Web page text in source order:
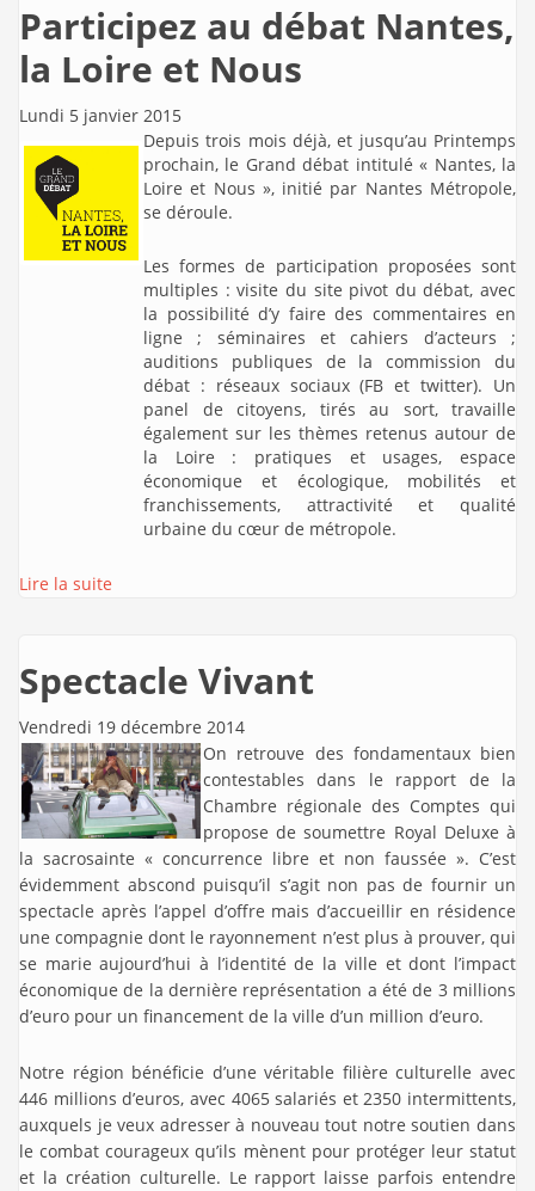
Participez au débat Nantes,
la Loire et Nous
Lundi 5 janvier 2015
Depuis trois mois déjà, et jusqu’au Printemps
prochain, le Grand débat intitulé « Nantes, la
Loire et Nous », initié par Nantes Métropole,
se déroule.
Les formes de participation proposées sont
multiples : visite du site pivot du débat, avec
la possibilité d’y faire des commentaires en
ligne ; séminaires et cahiers d’acteurs ;
auditions publiques de la commission du
débat : réseaux sociaux (FB et twitter). Un
panel de citoyens, tirés au sort, travaille
également sur les thèmes retenus autour de
la Loire : pratiques et usages, espace
économique et écologique, mobilités et
franchissements, attractivité et qualité
urbaine du cœur de métropole.
Lire la suite
Spectacle Vivant
Vendredi 19 décembre 2014
On retrouve des fondamentaux bien
contestables dans le rapport de la
Chambre régionale des Comptes qui
propose de soumettre Royal Deluxe à
la sacrosainte « concurrence libre et non faussée ». C’est
évidemment abscond puisqu’il s’agit non pas de fournir un
spectacle après l’appel d’offre mais d’accueillir en résidence
une compagnie dont le rayonnement n’est plus à prouver, qui
se marie aujourd’hui à l’identité de la ville et dont l’impact
économique de la dernière représentation a été de 3 millions
d’euro pour un financement de la ville d’un million d’euro.
Notre région bénéficie d’une véritable filière culturelle avec
446 millions d’euros, avec 4065 salariés et 2350 intermittents,
auxquels je veux adresser à nouveau tout notre soutien dans
le combat courageux qu’ils mènent pour protéger leur statut
et la création culturelle. Le rapport laisse parfois entendre